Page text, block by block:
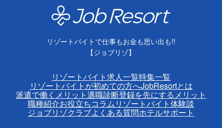
リゾートバイトで仕事もお金も思い出も!!
【ジョブリゾ】
リゾートバイト求人一覧特集一覧
リゾートバイトが初めての方へJobResortとは
派遣で働くメリット適職診断登録を先にするメリット
職種紹介お役立ちコラムリゾートバイト体験談
ジョブリゾクラブよくある質問ホテルサポート